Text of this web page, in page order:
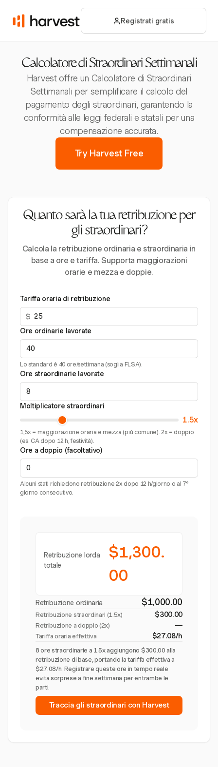
Registrati gratis
Calcolatore di Straordinari Settimanali
Harvest offre un Calcolatore di Straordinari
Settimanali per semplificare il calcolo del
pagamento degli straordinari, garantendo la
conformità alle leggi federali e statali per una
compensazione accurata.
Try Harvest Free
Quanto sarà la tua retribuzione per
gli straordinari?
Calcola la retribuzione ordinaria e straordinaria in
base a ore e tariffa. Supporta maggiorazioni
orarie e mezza e doppie.
Tariffa oraria di retribuzione
$
Ore ordinarie lavorate
Lo standard è 40 ore/settimana (soglia FLSA).
Ore straordinarie lavorate
Moltiplicatore straordinari
1.5x
1,5x = maggiorazione oraria e mezza (più comune). 2x = doppio
(es. CA dopo 12 h, festività).
Ore a doppio (facoltativo)
Alcuni stati richiedono retribuzione 2x dopo 12 h/giorno o al 7°
giorno consecutivo.
Retribuzione lorda
totale
$1,300.
00
Retribuzione ordinaria $1,000.00
Retribuzione straordinari (1.5x) $300.00
Retribuzione a doppio (2x) —
Tariffa oraria effettiva $27.08/h
8 ore straordinarie a 1.5x aggiungono $300.00 alla
retribuzione di base, portando la tariffa effettiva a
$27.08/h. Registrare queste ore in tempo reale
evita sorprese a fine settimana per entrambe le
parti.
Traccia gli straordinari con Harvest